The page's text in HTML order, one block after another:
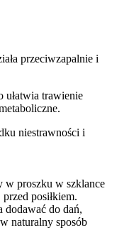
przeciwzapalnie i
ułatwia trawienie
niestrawności i
w proszku w szklance
posiłkiem.
dodawać do dań,
naturalny sposób